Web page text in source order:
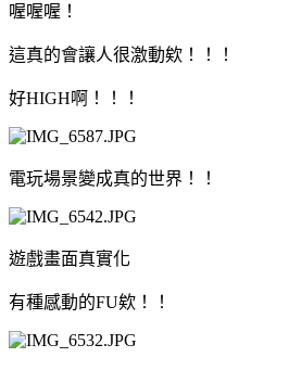
喔喔喔！
這真的會讓人很激動欸！！！
好HIGH啊！！！
電玩場景變成真的世界！！
遊戲畫面真實化
有種感動的FU欸！！